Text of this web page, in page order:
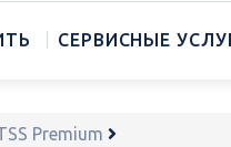
СЕРВИСНЫЕ
Premium